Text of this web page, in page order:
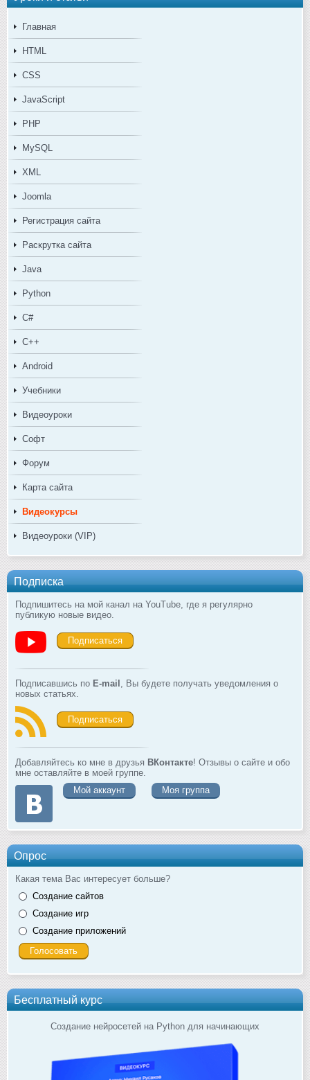
Главная
HTML
CSS
JavaScript
PHP
MySQL
XML
Joomla
Регистрация сайта
Раскрутка сайта
Java
Python
C#
C++
Android
Учебники
Видеоуроки
Софт
Форум
Карта сайта
Видеокурсы
Видеоуроки (VIP)
Подписка
Подпишитесь на мой канал на YouTube, где я регулярно
публикую новые видео.
Подписаться
Подписавшись по E-mail , Вы будете получать уведомления о
новых статьях.
Подписаться
Добавляйтесь ко мне в друзья ВКонтакте! Отзывы о сайте и обо
мне оставляйте в моей группе.
Мой аккаунт
Моя группа
Опрос
Какая тема Вас интересует больше?
Создание сайтов
Создание игр
Создание приложений
Бесплатный курс
Создание нейросетей на Python для начинающих